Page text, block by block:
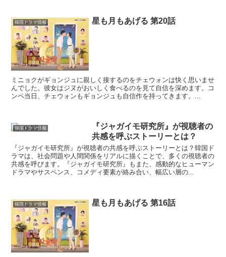
韓国ドラマ情報 星も月もあげる 第20話
ミニョクがギョンジュに親しく接するのをチェウォンは快く思いませ
んでした。彼女はジヌがおいしく食べるのを見て自信を深めます。コ
ンペ当日、チェウォンもギョンジュも自信作を持ってきます。...
韓国ドラマ情報
『ジャガイモ研究所』が視聴者の
共感を呼ぶストーリーとは？
『ジャガイモ研究所』が視聴者の共感を呼ぶストーリーとは？韓国ド
ラマは、社会問題や人間関係をリアルに描くことで、多くの視聴者の
共感を呼びます。『ジャガイモ研究所』もまた、感動的なヒューマン
ドラマやサスペンス、コメディ要素が絡み合い、幅広い層の...
韓国ドラマ情報 星も月もあげる 第16話